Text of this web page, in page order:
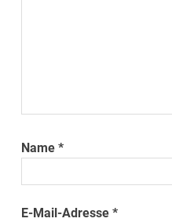
Name*
E-Mail-Adresse*